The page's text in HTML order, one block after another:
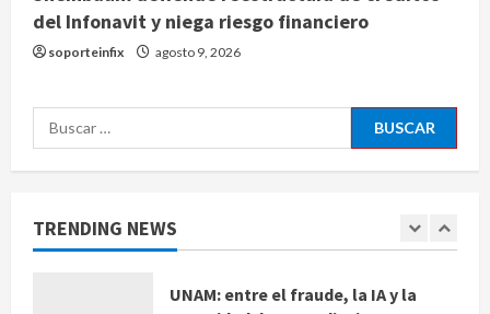
del Infonavit y niega riesgo financiero
soporteinfix agosto 9, 2026
Buscar:
TRENDING NEWS
Palacio de los Deportes con su tour
‘Hades: The Sacrifice’
1
complejidad moderna: cuando el
UNAM: entre el fraude, la IA y la